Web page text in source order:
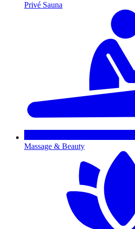
Privé Sauna
Massage & Beauty